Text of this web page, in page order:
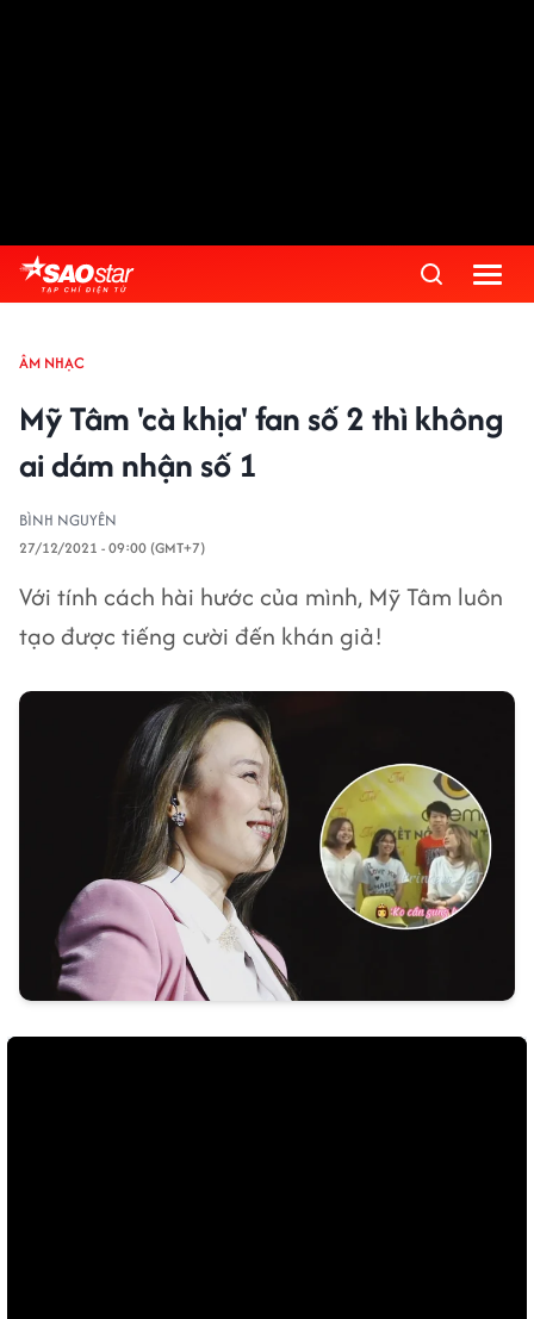
ÂM NHẠC
Mỹ Tâm 'cà khịa' fan số 2 thì không
ai dám nhận số 1
BÌNH NGUYÊN
27/12/2021 - 09:00 (GMT+7)
Với tính cách hài hước của mình, Mỹ Tâm luôn
tạo được tiếng cười đến khán giả!